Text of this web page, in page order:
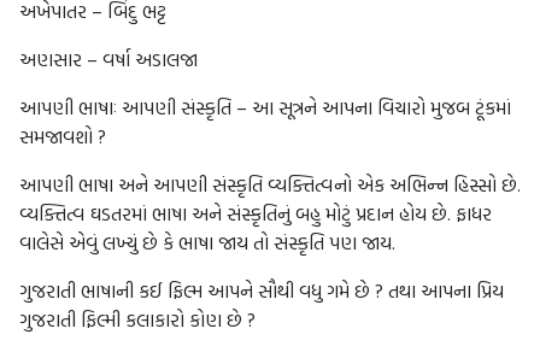
અખેપાતર – બિંદુ ભટ્ટ
અણસાર – વર્ષા અડાલજા
આપણી ભાષાઃ આપણી સંસ્કૃતિ – આ સૂત્રને આપના વિચારો મુજબ ટૂંકમાં
સમજાવશો ?
આપણી ભાષા અને આપણી સંસ્કૃતિ વ્યક્તિત્વનો એક અભિન્ન હિસ્સો છે.
વ્યક્તિત્વ ઘડતરમાં ભાષા અને સંસ્કૃતિનું બહુ મોટું પ્રદાન હોય છે. ફાધર
વાલેસે એવું લખ્યું છે કે ભાષા જાય તો સંસ્કૃતિ પણ જાય.
ગુજરાતી ભાષાની કઈ ફિલ્મ આપને સૌથી વધુ ગમે છે ? તથા આપના પ્રિય
ગુજરાતી ફિલ્મી કલાકારો કોણ છે ?